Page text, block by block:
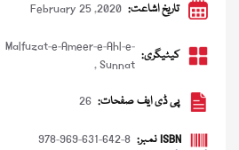
تاریخ اشاعت: February 25 ,2020
کیٹیگری:
Malfuzat-e-Ameer-e-Ahl-e-
Sunnat
,
پی ڈی ایف صفحات: 26
ISBN نمبر: 978-969-631-642-8